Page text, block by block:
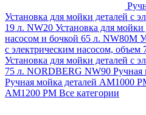
Установка для мойки деталей с
19 л. NW20 Установка для
насосом и бочкой 65 л. NW80M
с электрическим насосом,
Установка для мойки деталей с
75 л. NORDBERG NW90
Ручная мойка деталей АМ1000
АМ1200 РМ Все категории